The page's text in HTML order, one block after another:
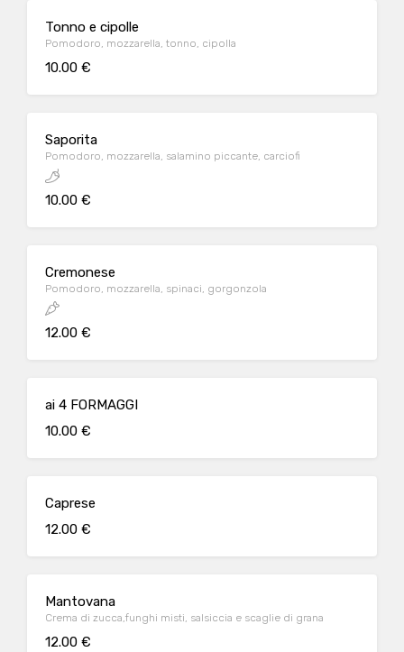
Tonno e cipolle
Pomodoro, mozzarella, tonno, cipolla
10.00 €
Saporita
Pomodoro, mozzarella, salamino piccante, carciofi
10.00 €
Cremonese
Pomodoro, mozzarella, spinaci, gorgonzola
12.00 €
ai 4 FORMAGGI
10.00 €
Caprese
12.00 €
Mantovana
Crema di zucca,funghi misti, salsiccia e scaglie di grana
12.00 €